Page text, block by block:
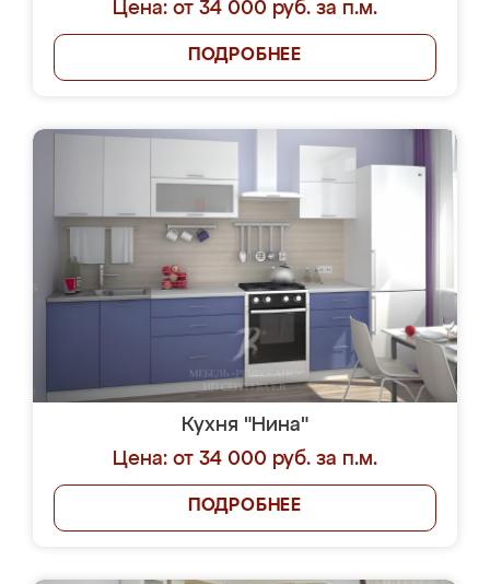
Цена: от 34 000 руб. за п.м.
ПОДРОБНЕЕ
Кухня "Нина"
Цена: от 34 000 руб. за п.м.
ПОДРОБНЕЕ